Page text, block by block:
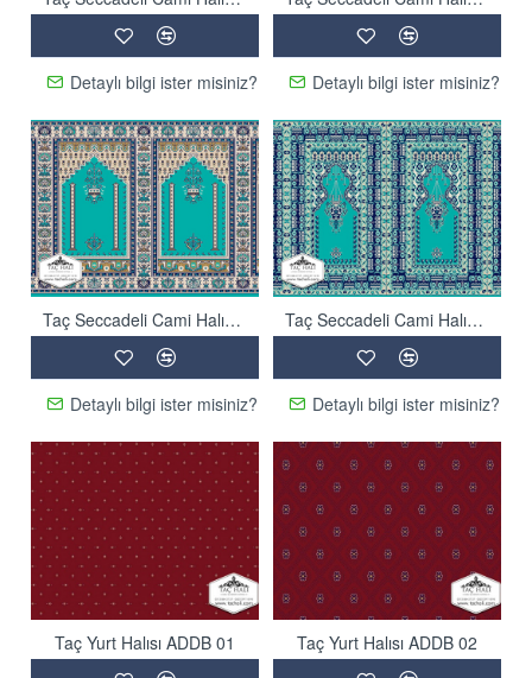
İsterseniz şehiriçi servisimizle belirttiğiniz ambar kargoya veya
nakliye ile sizin adınıza biz teslim ederiz. Yurtiçi ve Yurtdışı
satışımız vardır.
Montaj dahil satışlarımızda; Halılarınız imalat sonrası
tarafınıza bilgi verilerek ambarlar aracılığıyla ücretsiz olarak
tarafınıza gönderilir. Sonrasında uzman ekibimiz adrese gelip,
birinci sınıf işçilikle montajını yapmak suretiyle tarafınıza
%100 memnuniyet hedefiyle halılarınızı teslim eder. Yurtiçi ve
Yurtdışı projeler için montaj ekibimiz mevcuttur.
Taç Cami halıları; Cami ve cemaatin memnun kalacağı
konforda özenle ve ince işçilikle üretilmektedir. Malzemelerin
tamamı birinci sınıf, esnek, sağlığınıza özen gösteren, kolay
temizlenebilir ve yıkanabilir özelliklerde olup çok dayanaklıdır.
kullanabilirsiniz.
" Güven Kontrole Mani Değildir. "
"TAÇ HALI" markasının değişmez prensipleri: "Daima
dürüstlük, kaliteli ürün ve hizmet ile zamanında teslim "
Detaylı bilgi ister misiniz? Detaylı bilgi ister misiniz?
Taç Seccadeli Cami Halısı ASTY 06
Detaylı bilgi ister misiniz?
Taç Seccadeli Cami Halısı ASTY 07
Detaylı bilgi ister misiniz?
Taç Yurt Halısı ADDB 01 Taç Yurt Halısı ADDB 02